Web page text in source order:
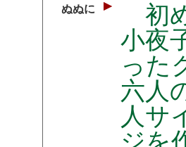
ぬぬに
初
小夜
った
六人
人サ
ジを